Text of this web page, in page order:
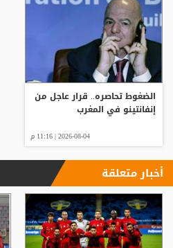
الضغوط تحاصره.. قرار عاجل من
إنفانتينو في المغرب
2026-08-04 | 11:16 م
أخبار متعلقة